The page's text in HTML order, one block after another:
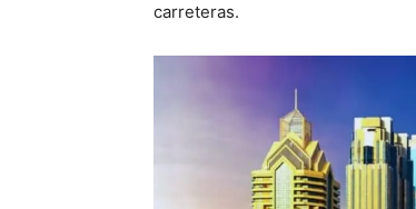
carreteras.